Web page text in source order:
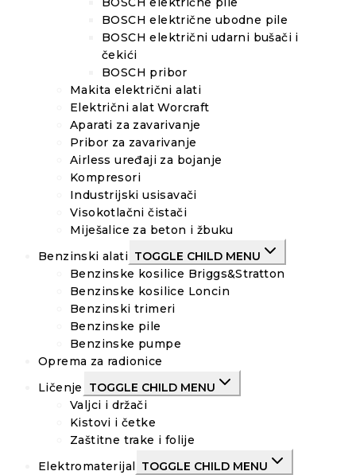
BOSCH električne ubodne pile
BOSCH električni udarni bušači i
čekići
BOSCH pribor
Makita električni alati
Električni alat Worcraft
Aparati za zavarivanje
Pribor za zavarivanje
Airless uređaji za bojanje
Kompresori
Industrijski usisavači
Visokotlačni čistači
Miješalice za beton i žbuku
Benzinski alati TOGGLE CHILD MENU
Benzinske kosilice Briggs&Stratton
Benzinske kosilice Loncin
Benzinski trimeri
Benzinske pile
Benzinske pumpe
Oprema za radionice
Ličenje
TOGGLE CHILD MENU
Valjci i držači
Kistovi i četke
Zaštitne trake i folije
Elektromaterijal
TOGGLE CHILD MENU